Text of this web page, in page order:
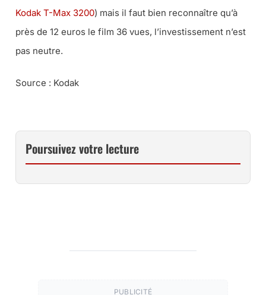
Kodak T-Max 3200) mais il faut bien reconnaître qu’à
près de 12 euros le film 36 vues, l’investissement n’est
pas neutre.
Source : Kodak
Poursuivez votre lecture
PUBLICITÉ